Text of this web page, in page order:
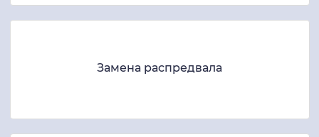
Замена распредвала